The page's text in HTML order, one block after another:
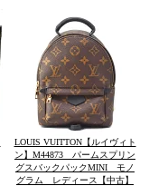
LOUIS VUITTON【ルイヴィト
ン】M44873 パームスプリン
グスバックパックMINI モノ
グラム レディース【中古】